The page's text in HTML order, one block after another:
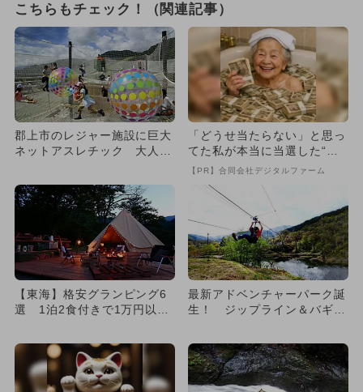
こちらもチェック！（関連記事）
郡上市のレジャー施設に巨大
ネットアスレチック 大人も
「どうせ当たらない」と思っ
てた私が本当に当選した“買
い方”がこれ
【PR】合同会社デジタルファーム
【東海】格安グランピング6
選 1泊2食付きで1万円以下
最新アドベンチャーパーク誕
生！ ジップライン＆バギー